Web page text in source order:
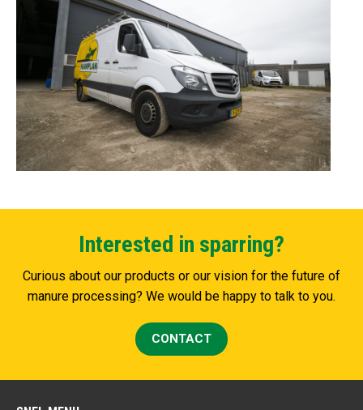
Interested in sparring?
Curious about our products or our vision for the future of
manure processing? We would be happy to talk to you.
CONTACT